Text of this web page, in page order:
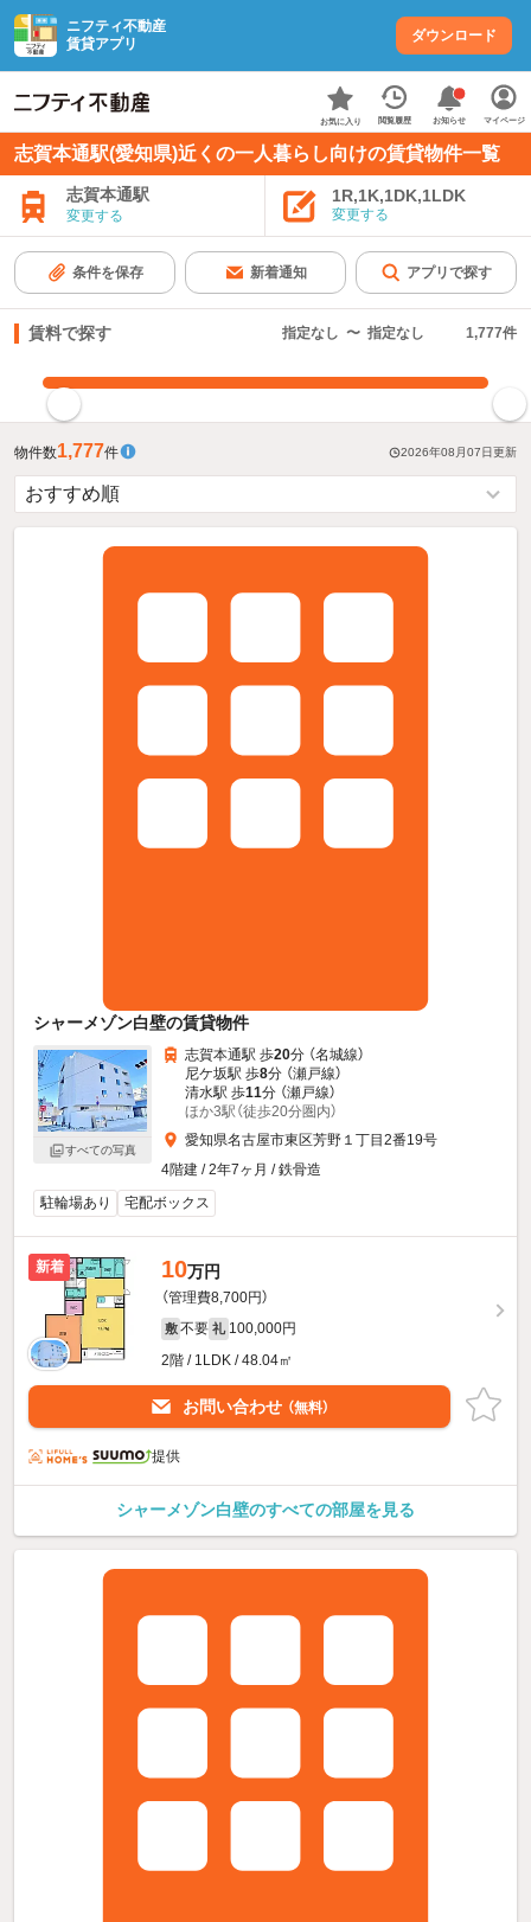
ニフティ不動産
賃貸アプリ
ダウンロード
お気に入り 閲覧履歴 お知らせ マイページ
志賀本通駅(愛知県)近くの一人暮らし向けの賃貸物件一覧
志賀本通駅
変更する
1R,1K,1DK,1LDK
変更する
条件を保存 新着通知 アプリで探す
賃料で探す 指定なし 〜 指定なし 1,777件
物件数1,777件 2026年08月07日更新
シャーメゾン白壁の賃貸物件
すべての写真
志賀本通駅 歩20分 （名城線）
尼ケ坂駅 歩8分 （瀬戸線）
清水駅 歩11分 （瀬戸線）
ほか3駅（徒歩20分圏内）
愛知県名古屋市東区芳野１丁目2番19号
4階建 / 2年7ヶ月 / 鉄骨造
駐輪場あり
宅配ボックス
新着 10万円
（管理費8,700円）
敷 不要 礼 100,000円
2階 / 1LDK / 48.04㎡
お問い合わせ （無料）
提供
シャーメゾン白壁のすべての部屋を見る